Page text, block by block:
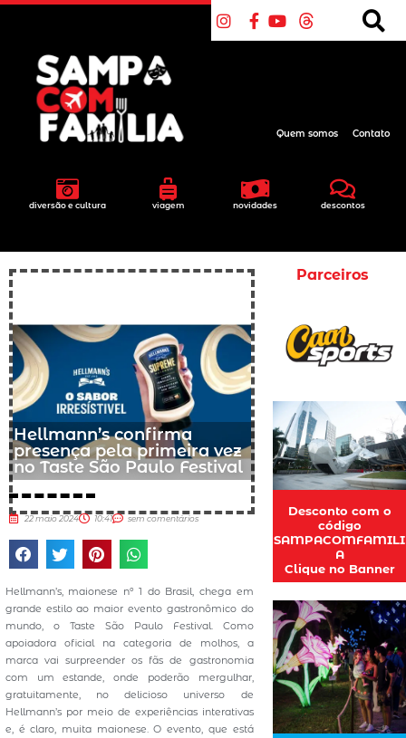
diversão e cultura viagem novidades descontos
Quem somos Contato
Hellmann’s confirma
presença pela primeira vez
no Taste São Paulo Festival
22 maio 2024 10:41 sem comentários
Hellmann’s, maionese nº 1 do Brasil, chega em
grande estilo ao maior evento gastronômico do
mundo, o Taste São Paulo Festival. Como
apoiadora oficial na categoria de molhos, a
marca vai surpreender os fãs de gastronomia
com um estande, onde poderão mergulhar,
gratuitamente, no delicioso universo de
Hellmann’s por meio de experiências interativas
e, é claro, muita maionese. O evento, que está
Parceiros
Desconto com o
código
SAMPACOMFAMILI
A
Clique no Banner